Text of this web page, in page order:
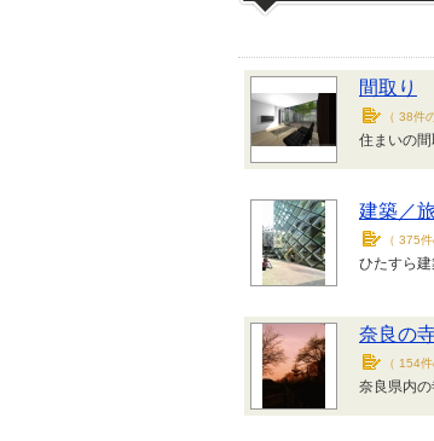
間取り
（ 38件
住まいの間
建築／旅
（ 375
ひたすら
奈良の
（ 154
奈良県内の